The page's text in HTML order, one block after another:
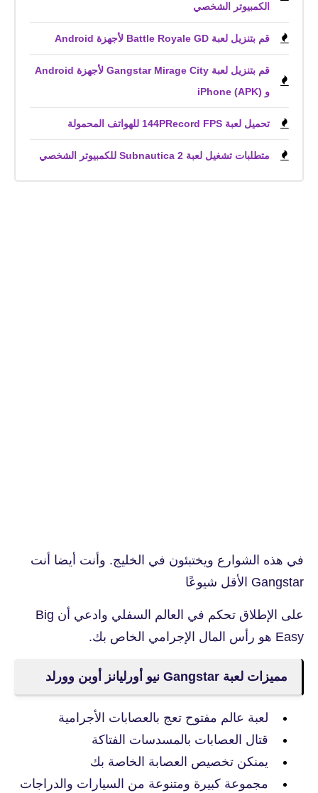
الكمبيوتر الشخصي
قم بتنزيل لعبة Battle Royale GD لأجهزة Android
قم بتنزيل لعبة Gangstar Mirage City لأجهزة Android
و iPhone (APK)
تحميل لعبة 144PRecord FPS للهواتف المحمولة
متطلبات تشغيل لعبة Subnautica 2 للكمبيوتر الشخصي
في هذه الشوارع ويختبئون في الخليج. وأنت أيضا أنت
Gangstar الأقل شيوعًا
على الإطلاق تحكم في العالم السفلي وادعي أن Big
Easy هو رأس المال الإجرامي الخاص بك.
مميزات لعبة Gangstar نيو أورليانز أوبن وورلد
لعبة عالم مفتوح تعج بالعصابات الأجرامية
قتال العصابات بالمسدسات الفتاكة
يمنكن تخصيص العصابة الخاصة بك
مجموعة كبيرة ومتنوعة من السيارات والدراجات